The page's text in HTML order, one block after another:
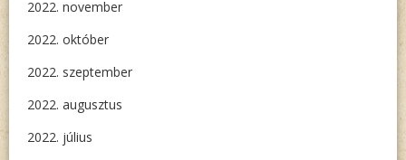
2022. november
2022. október
2022. szeptember
2022. augusztus
2022. július